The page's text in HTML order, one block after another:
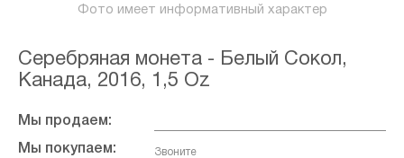
Фото имеет информативный характер
Серебряная монета - Белый Сокол,
Канада, 2016, 1,5 Oz
Мы продаем:
Мы покупаем: Звоните